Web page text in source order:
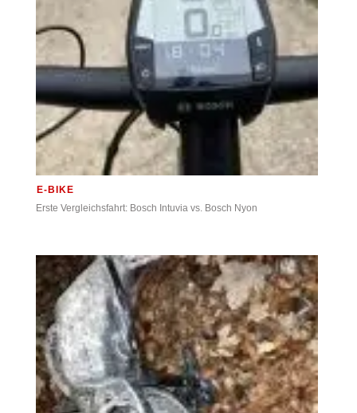
E-BIKE
Erste Vergleichsfahrt: Bosch Intuvia vs. Bosch Nyon